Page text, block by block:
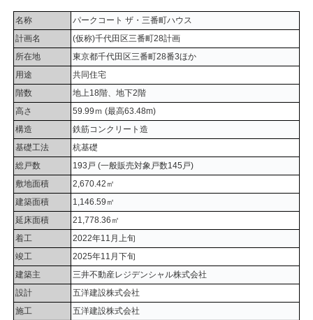
名称
パークコート ザ・三番町ハウス
計画名
(仮称)千代田区三番町28計画
所在地
東京都千代田区三番町28番3ほか
用途
共同住宅
階数
地上18階、地下2階
高さ
59.99ｍ (最高63.48m)
構造
鉄筋コンクリート造
基礎工法
杭基礎
総戸数
193戸 (一般販売対象戸数145戸)
敷地面積
2,670.42㎡
建築面積
1,146.59㎡
延床面積
21,778.36㎡
着工
2022年11月上旬
竣工
2025年11月下旬
建築主
三井不動産レジデンシャル株式会社
設計
五洋建設株式会社
施工
五洋建設株式会社